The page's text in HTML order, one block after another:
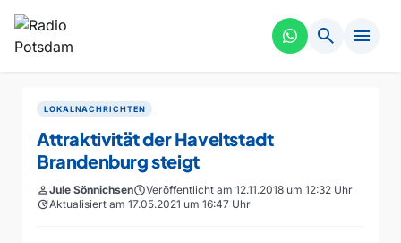
search menu
LOKALNACHRICHTEN
Attraktivität der Haveltstadt
Brandenburg steigt
personJule SönnichsenscheduleVeröffentlicht am 12.11.2018 um 12:32 Uhr
updateAktualisiert am 17.05.2021 um 16:47 Uhr